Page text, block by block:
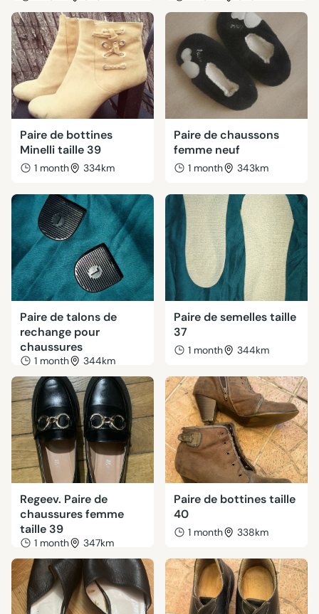
Paire de bottines
Minelli taille 39
1 month 334km
Paire de chaussons
femme neuf
1 month 343km
Paire de talons de
rechange pour
chaussures
1 month 344km
Paire de semelles taille
37
1 month 344km
Regeev. Paire de
chaussures femme
taille 39
1 month 347km
Paire de bottines taille
40
1 month 338km